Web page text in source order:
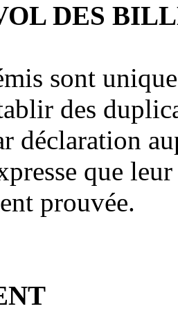
DES
sont
des
déclaration
que
prouvée.